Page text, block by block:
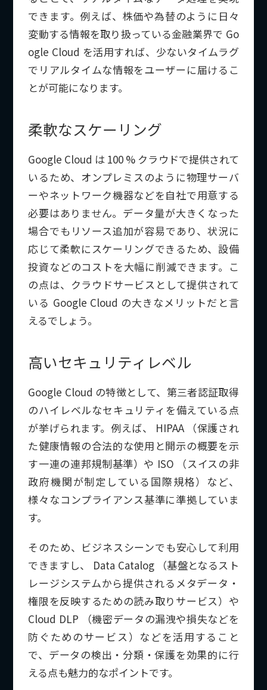
できます。例えば、株価や為替のように日々
変動する情報を取り扱っている金融業界で Go
ogle Cloud を活用すれば、少ないタイムラグ
でリアルタイムな情報をユーザーに届けるこ
とが可能になります。
柔軟なスケーリング
Google Cloud は 100 % クラウドで提供されて
いるため、オンプレミスのように物理サーバ
ーやネットワーク機器などを自社で用意する
必要はありません。データ量が大きくなった
場合でもリソース追加が容易であり、状況に
応じて柔軟にスケーリングできるため、設備
投資などのコストを大幅に削減できます。こ
の点は、クラウドサービスとして提供されて
いる Google Cloud の大きなメリットだと言
えるでしょう。
高いセキュリティレベル
Google Cloud の特徴として、第三者認証取得
のハイレベルなセキュリティを備えている点
が挙げられます。例えば、
HIPAA （保護され
た健康情報の合法的な使用と開示の概要を示
す一連の連邦規制基準）や ISO （スイスの非
政府機関が制定している国際規格）など、
様々なコンプライアンス基準に準拠していま
す。
そのため、ビジネスシーンでも安心して利用
できますし、 Data Catalog （基盤となるスト
レージシステムから提供されるメタデータ・
権限を反映するための読み取りサービス）や
Cloud DLP （機密データの漏洩や損失などを
防ぐためのサービス）などを活用すること
で、データの検出・分類・保護を効果的に行
える点も魅力的なポイントです。